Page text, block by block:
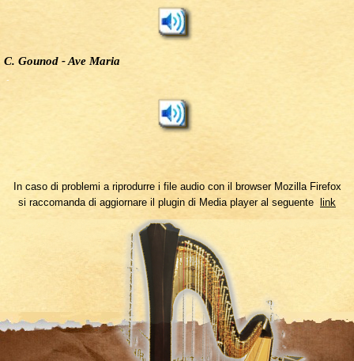
C. Gounod - Ave Maria
-
In caso di problemi a riprodurre i file audio con il browser Mozilla Firefox
si raccomanda di aggiornare il plugin di Media player al seguente link